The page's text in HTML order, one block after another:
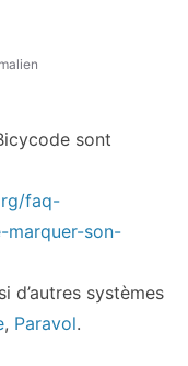
sont
faq-
marquer-son-
d’autres systèmes
, Paravol.